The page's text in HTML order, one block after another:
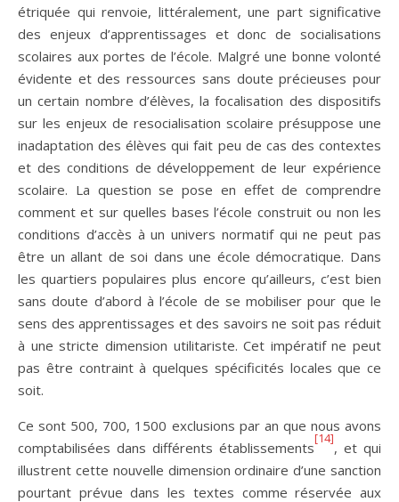
étriquée qui renvoie, littéralement, une part significative
des enjeux d’apprentissages et donc de socialisations
scolaires aux portes de l’école. Malgré une bonne volonté
évidente et des ressources sans doute précieuses pour
un certain nombre d’élèves, la focalisation des dispositifs
sur les enjeux de resocialisation scolaire présuppose une
inadaptation des élèves qui fait peu de cas des contextes
et des conditions de développement de leur expérience
scolaire. La question se pose en effet de comprendre
comment et sur quelles bases l’école construit ou non les
conditions d’accès à un univers normatif qui ne peut pas
être un allant de soi dans une école démocratique. Dans
les quartiers populaires plus encore qu’ailleurs, c’est bien
sans doute d’abord à l’école de se mobiliser pour que le
sens des apprentissages et des savoirs ne soit pas réduit
à une stricte dimension utilitariste. Cet impératif ne peut
pas être contraint à quelques spécificités locales que ce
soit.
Ce sont 500, 700, 1500 exclusions par an que nous avons
comptabilisées dans différents établissements
[14]
, et qui
illustrent cette nouvelle dimension ordinaire d’une sanction
pourtant prévue dans les textes comme réservée aux